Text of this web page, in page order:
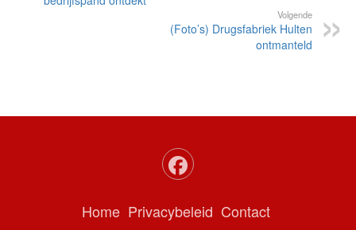
Volgende
(Foto’s) Drugsfabriek Hulten
ontmanteld
Home Privacybeleid Contact